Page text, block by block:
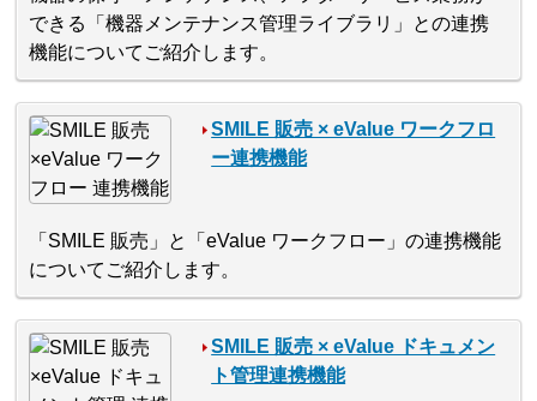
できる「機器メンテナンス管理ライブラリ」との連携
機能についてご紹介します。
SMILE 販売 × eValue ワークフロ
ー連携機能
「SMILE 販売」と「eValue ワークフロー」の連携機能
についてご紹介します。
SMILE 販売 × eValue ドキュメン
ト管理連携機能